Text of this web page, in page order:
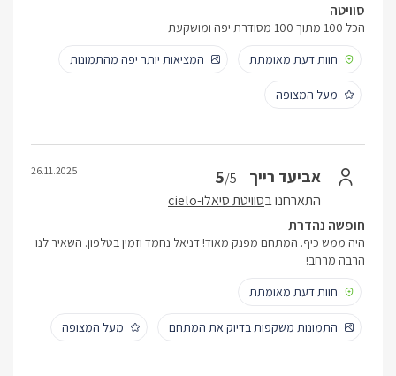
סוויטה
הכל 100 מתוך 100 מסודרת יפה ומושקעת
חוות דעת מאומתת
המציאות יותר יפה מהתמונות
מעל המצופה
אביעד רייך 5/5
התארחנו בסוויטת סיאלו-cielo
26.11.2025
חופשה נהדרת
היה ממש כיף. המתחם מפנק מאוד! דניאל נחמד וזמין בטלפון. השאיר לנו
הרבה מרחב!
חוות דעת מאומתת
התמונות משקפות בדיוק את המתחם מעל המצופה